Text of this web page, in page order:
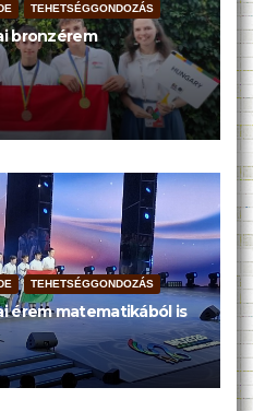
TEHETSÉGGONDOZÁS
bronzérem
TEHETSÉGGONDOZÁS
érem matematikából is